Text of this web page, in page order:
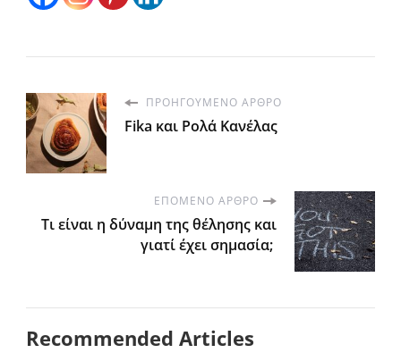
ΠΡΟΗΓΟΎΜΕΝΟ ΆΡΘΡΟ
Fika και Ρολά Κανέλας
ΕΠΌΜΕΝΟ ΆΡΘΡΟ
Τι είναι η δύναμη της θέλησης και
γιατί έχει σημασία;
Recommended Articles